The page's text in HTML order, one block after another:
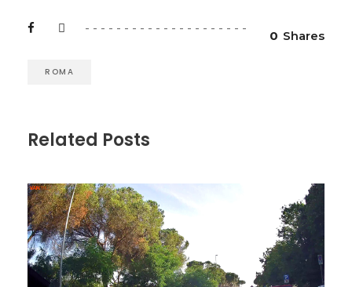
0 Shares
ROMA
Related Posts